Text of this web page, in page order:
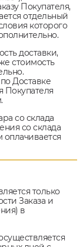
Покупателя,
отдельный
которого
доставки,
стоимость
Доставке
Покупателя
со склада
со склада
только
Заказа и
в